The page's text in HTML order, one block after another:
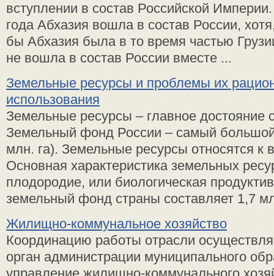
вступлении в состав Российской
года Абхазия вошла в состав России,
бы Абхазия была в то время частью
не вошла в состав России вместе ...
Земельные ресурсы и проблемы их
использования
Земельные ресурсы – главное достояние
Земельный фонд России – самый
млн. га). Земельные ресурсы относятся к
Основная характеристика земельных
плодородие, или биологическая
земельный фонд страны составляет 1,7
Жилищно-коммунальное хозяйство
Координацию работы отрасли
орган администрации муниципального